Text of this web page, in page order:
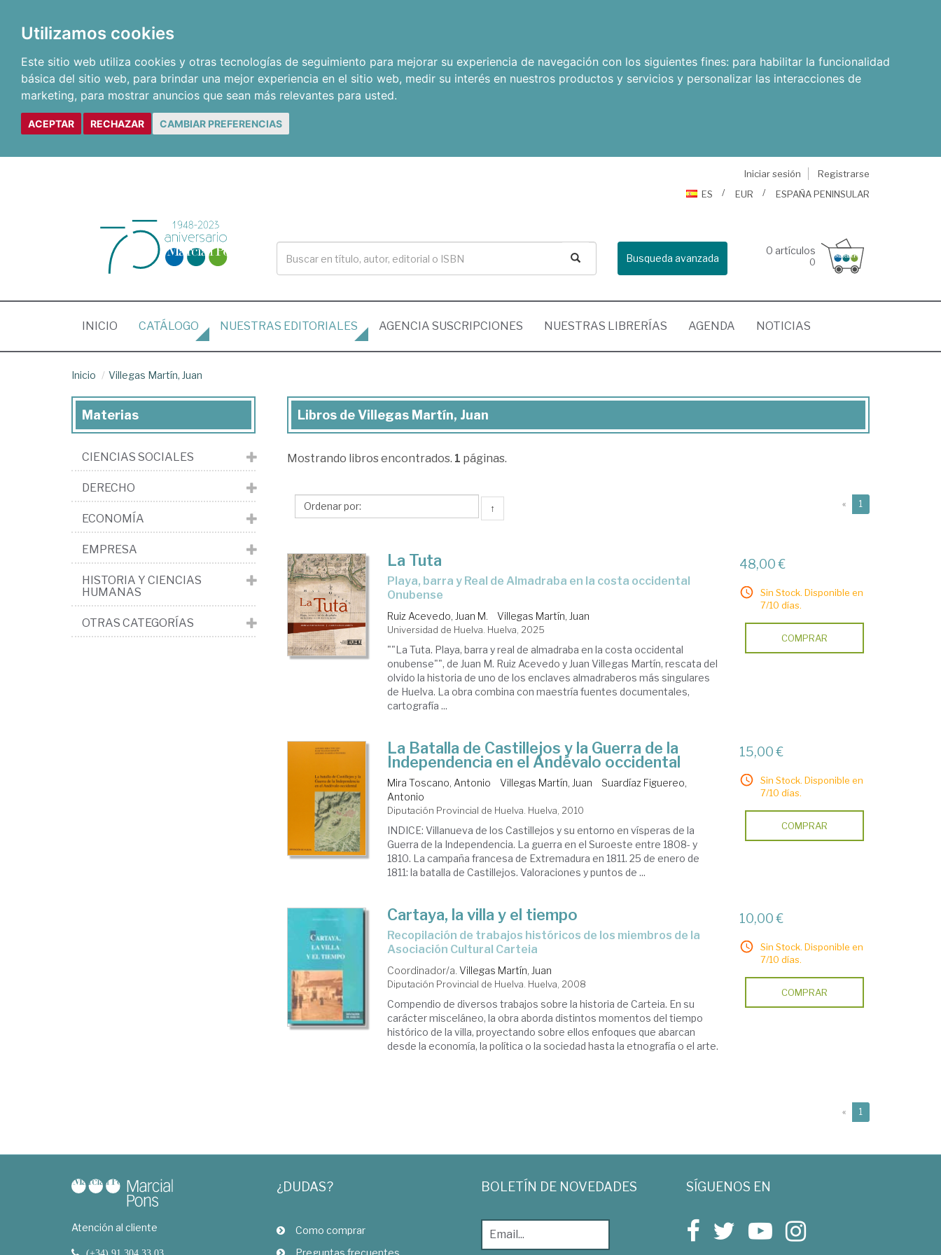
Utilizamos cookies
Este sitio web utiliza cookies y otras tecnologías de seguimiento para mejorar su experiencia de navegación con los siguientes fines: para habilitar la funcionalidad
básica del sitio web, para brindar una mejor experiencia en el sitio web, medir su interés en nuestros productos y servicios y personalizar las interacciones de
marketing, para mostrar anuncios que sean más relevantes para usted.
ACEPTAR RECHAZAR CAMBIAR PREFERENCIAS
Iniciar sesión
Registrarse
ES
EUR ESPAÑA PENINSULAR
Busqueda avanzada
0 artículos
0
INICIO (CURRENT)
CATÁLOGO NUESTRAS EDITORIALES AGENCIA SUSCRIPCIONES NUESTRAS LIBRERÍAS AGENDA NOTICIAS
Inicio Villegas Martín, Juan
Libros
Villegas
Juan
Libros de Villegas Martín, Juan
Mostrando libros encontrados. 1 páginas.
↑ « 1
La Tuta
Playa, barra y Real de Almadraba en la costa occidental
Onubense
Ruiz Acevedo, Juan M. Villegas Martín, Juan
Universidad de Huelva. Huelva, 2025
""La Tuta. Playa, barra y real de almadraba en la costa occidental
onubense"", de Juan M. Ruiz Acevedo y Juan Villegas Martín, rescata del
olvido la historia de uno de los enclaves almadraberos más singulares
de Huelva. La obra combina con maestría fuentes documentales,
cartografía ...
48,00 €
Sin Stock. Disponible en
7/10 días.
COMPRAR
La Batalla de Castillejos y la Guerra de la
Independencia en el Andévalo occidental
Mira Toscano, Antonio Villegas Martín, Juan
Suardíaz Figuereo,
Antonio
Diputación Provincial de Huelva. Huelva, 2010
INDICE: Villanueva de los Castillejos y su entorno en vísperas de la
Guerra de la Independencia. La guerra en el Suroeste entre 1808- y
1810. La campaña francesa de Extremadura en 1811. 25 de enero de
1811: la batalla de Castillejos. Valoraciones y puntos de ...
15,00 €
Sin Stock. Disponible en
7/10 días.
COMPRAR
Cartaya, la villa y el tiempo
recopilación de trabajos históricos de los miembros de la
Asociación Cultural Carteia
Coordinador/a.Villegas Martín, Juan
Diputación Provincial de Huelva. Huelva, 2008
Compendio de diversos trabajos sobre la historia de Carteia. En su
carácter misceláneo, la obra aborda distintos momentos del tiempo
histórico de la villa, proyectando sobre ellos enfoques que abarcan
desde la economía, la política o la sociedad hasta la etnografía o el arte.
10,00 €
Sin Stock. Disponible en
7/10 días.
COMPRAR
« 1
Materias
CIENCIAS SOCIALES
DERECHO
ECONOMÍA
EMPRESA
HISTORIA Y CIENCIAS
HUMANAS
OTRAS CATEGORÍAS
Atención al cliente
(+34) 91 304 33 03
¿DUDAS?
Como comprar
Preguntas frecuentes
BOLETÍN DE NOVEDADES SÍGUENOS EN